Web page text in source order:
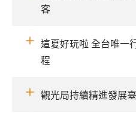
客
這夏好玩啦 全台唯一
程
觀光局持續精進發展